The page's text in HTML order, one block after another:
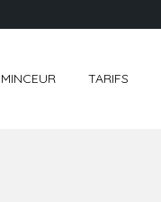
MINCEUR TARIFS